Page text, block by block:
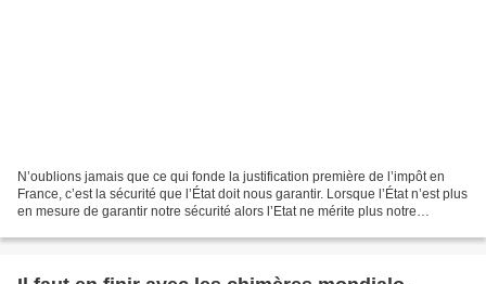
N’oublions jamais que ce qui fonde la justification première de l’impôt en
France, c’est la sécurité que l’État doit nous garantir. Lorsque l’État n’est plus
en mesure de garantir notre sécurité alors l’Etat ne mérite plus notre